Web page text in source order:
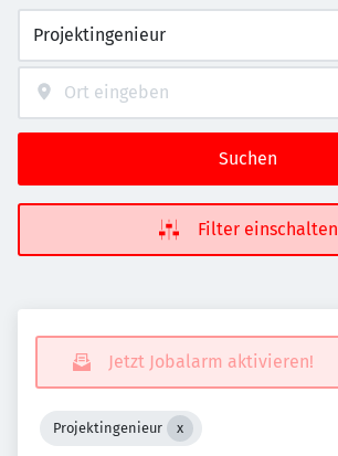
Suchen
Filter einschalten
Jetzt Jobalarm aktivieren!
Projektingenieur